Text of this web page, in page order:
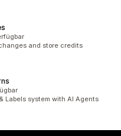
and store credits
Labels system with AI Agents